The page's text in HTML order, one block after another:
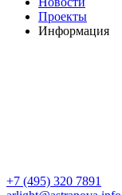
Проекты
Информация
+7 (495) 320 7891